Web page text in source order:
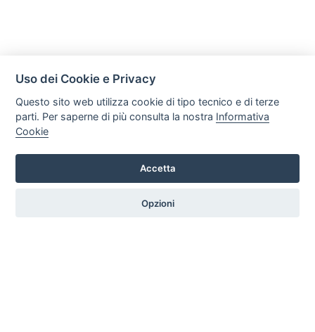
Tel. +39 0296846010 / +39 3472680371 Email: info@legalaiditalia.it
Uso dei Cookie e Privacy
Questo sito web utilizza cookie di tipo tecnico e di terze
parti. Per saperne di più consulta la nostra Informativa
Cookie
Accetta
Opzioni